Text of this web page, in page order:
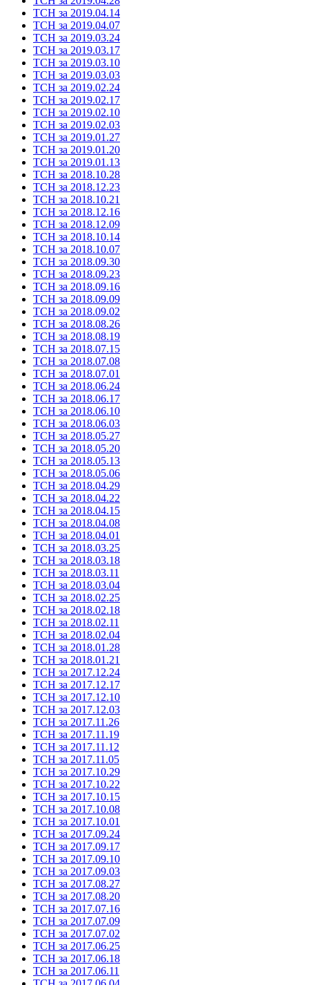
ТСН за 2019.04.14
ТСН за 2019.04.07
ТСН за 2019.03.24
ТСН за 2019.03.17
ТСН за 2019.03.10
ТСН за 2019.03.03
ТСН за 2019.02.24
ТСН за 2019.02.17
ТСН за 2019.02.10
ТСН за 2019.02.03
ТСН за 2019.01.27
ТСН за 2019.01.20
ТСН за 2019.01.13
ТСН за 2018.10.28
ТСН за 2018.12.23
ТСН за 2018.10.21
ТСН за 2018.12.16
ТСН за 2018.12.09
ТСН за 2018.10.14
ТСН за 2018.10.07
ТСН за 2018.09.30
ТСН за 2018.09.23
ТСН за 2018.09.16
ТСН за 2018.09.09
ТСН за 2018.09.02
ТСН за 2018.08.26
ТСН за 2018.08.19
ТСН за 2018.07.15
ТСН за 2018.07.08
ТСН за 2018.07.01
ТСН за 2018.06.24
ТСН за 2018.06.17
ТСН за 2018.06.10
ТСН за 2018.06.03
ТСН за 2018.05.27
ТСН за 2018.05.20
ТСН за 2018.05.13
ТСН за 2018.05.06
ТСН за 2018.04.29
ТСН за 2018.04.22
ТСН за 2018.04.15
ТСН за 2018.04.08
ТСН за 2018.04.01
ТСН за 2018.03.25
ТСН за 2018.03.18
ТСН за 2018.03.11
ТСН за 2018.03.04
ТСН за 2018.02.25
ТСН за 2018.02.18
ТСН за 2018.02.11
ТСН за 2018.02.04
ТСН за 2018.01.28
ТСН за 2018.01.21
ТСН за 2017.12.24
ТСН за 2017.12.17
ТСН за 2017.12.10
ТСН за 2017.12.03
ТСН за 2017.11.26
ТСН за 2017.11.19
ТСН за 2017.11.12
ТСН за 2017.11.05
ТСН за 2017.10.29
ТСН за 2017.10.22
ТСН за 2017.10.15
ТСН за 2017.10.08
ТСН за 2017.10.01
ТСН за 2017.09.24
ТСН за 2017.09.17
ТСН за 2017.09.10
ТСН за 2017.09.03
ТСН за 2017.08.27
ТСН за 2017.08.20
ТСН за 2017.07.16
ТСН за 2017.07.09
ТСН за 2017.07.02
ТСН за 2017.06.25
ТСН за 2017.06.18
ТСН за 2017.06.11